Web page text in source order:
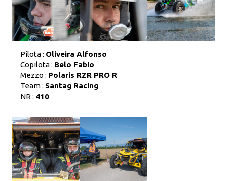
Pilota : Oliveira Alfonso
Copilota : Belo Fabio
Mezzo : Polaris RZR PRO R
Team : Santag Racing
NR : 410